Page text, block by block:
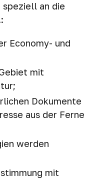
speziell an die
Economy- und
mit
Dokumente
aus der Ferne
werden
mit